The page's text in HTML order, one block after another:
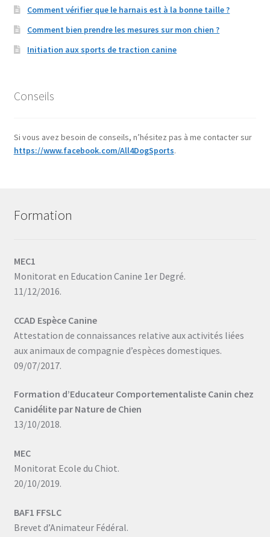
Comment vérifier que le harnais est à la bonne taille ?
Comment bien prendre les mesures sur mon chien ?
Initiation aux sports de traction canine
Conseils
Si vous avez besoin de conseils, n’hésitez pas à me contacter sur
https://www.facebook.com/All4DogSports.
Formation
MEC1
Monitorat en Education Canine 1er Degré.
11/12/2016.
CCAD Espèce Canine
Attestation de connaissances relative aux activités liées
aux animaux de compagnie d’espèces domestiques.
09/07/2017.
Formation d’Educateur Comportementaliste Canin chez
Canidélite par Nature de Chien
13/10/2018.
MEC
Monitorat Ecole du Chiot.
20/10/2019.
BAF1 FFSLC
Brevet d’Animateur Fédéral.